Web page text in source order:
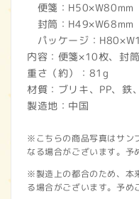
便箋：H50×W80mm
封筒：H49×W68mm
パッケージ：
内容：便箋×10枚、封
重さ（約）：81g
材質：ブリキ、PP、鉄
製造地：中国
※こちらの商品写真はサン
なる場合がございます。予
※製造上の都合のため、本
る場合がございます。予め